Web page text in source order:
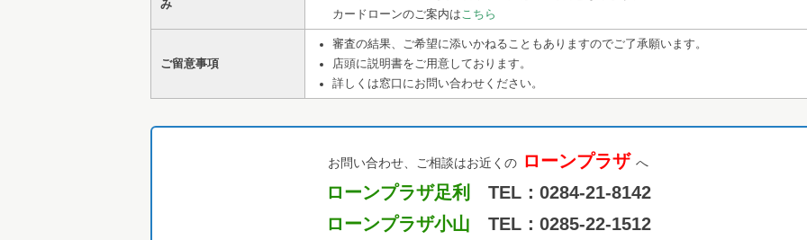
み
カードローンのご案内はこちら
ご留意事項
審査の結果、ご希望に添いかねることもありますのでご了承願います。
店頭に説明書をご用意しております。
詳しくは窓口にお問い合わせください。
お問い合わせ、ご相談はお近くの ローンプラザ へ
ローンプラザ足利
TEL：0284-21-8142
ローンプラザ小山 TEL：0285-22-1512